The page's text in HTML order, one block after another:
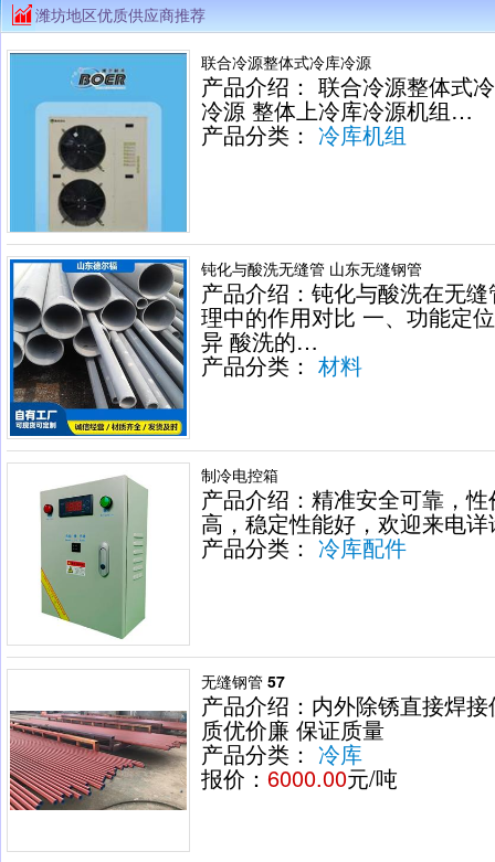
潍坊地区优质供应商推荐
联合冷源整体式冷库冷源
产品介绍： 联合冷源整体式
冷源 整体上冷库冷源机组…
产品分类： 冷库机组
钝化与酸洗无缝管 山东无缝钢管
产品介绍：钝化与酸洗在无缝
理中的作用对比 一、功能定
异 酸洗的…
产品分类： 材料
制冷电控箱
产品介绍：精准安全可靠，性
高，稳定性能好，欢迎来电详
产品分类： 冷库配件
无缝钢管 57
产品介绍：内外除锈直接焊接
质优价廉 保证质量
产品分类： 冷库
报价： 6000.00元/吨